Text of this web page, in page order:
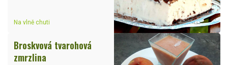
Na vlně chuti
Broskvová tvarohová
zmrzlina